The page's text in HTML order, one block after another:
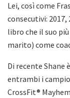
Lei, così come
consecutivi: 2017,
libro che il suo
marito) come
Di recente Shane
entrambi i
CrossFit®